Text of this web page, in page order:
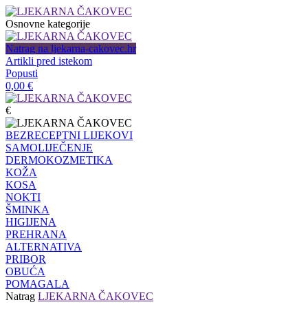
Osnovne kategorije
Natrag na ljekarna-cakovec.hr
Artikli pred istekom
Popusti
0,00 €
€
BEZRECEPTNI LIJEKOVI
SAMOLIJEČENJE
DERMOKOZMETIKA
KOŽA
KOSA
NOKTI
ŠMINKA
HIGIJENA
PREHRANA
ALTERNATIVA
PRIBOR
OBUĆA
POMAGALA
Natrag LJEKARNA ČAKOVEC